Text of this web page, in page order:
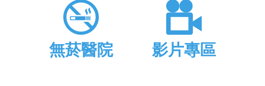
無菸醫院 影片專區